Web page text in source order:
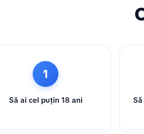
1
Să ai cel puțin 18 ani